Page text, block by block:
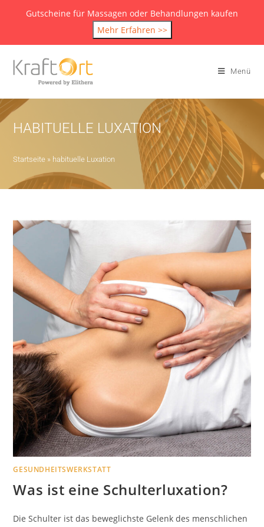
Gutscheine für Massagen oder Behandlungen kaufen
Mehr Erfahren >>
Menü
HABITUELLE LUXATION
Startseite » habituelle Luxation
GESUNDHEITSWERKSTATT
Was ist eine Schulterluxation?
Die Schulter ist das beweglichste Gelenk des menschlichen